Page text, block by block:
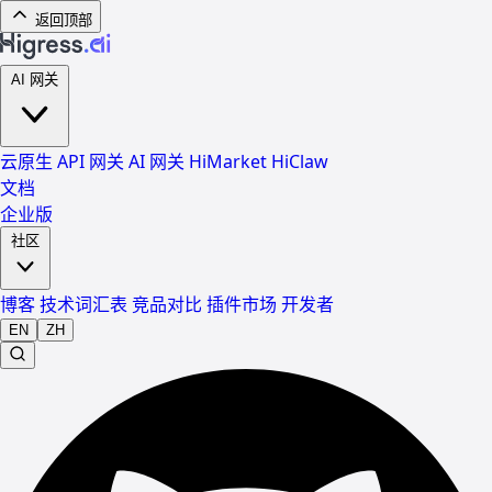
返回顶部
云原生 API 网关 AI 网关 HiMarket HiClaw
文档
企业版
博客技术词汇表 竞品对比 插件市场 开发者
EN ZH